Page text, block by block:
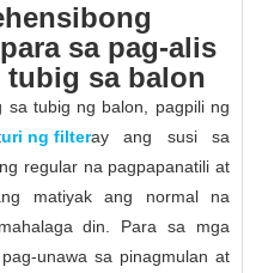
sa pag-alis
tubig sa balon
sa tubig ng balon, pagpili ng
uri ng filteray ang susi sa
regular na pagpapanatili at
matiyak ang normal na
din. Para sa mga
unawa sa pinagmulan at